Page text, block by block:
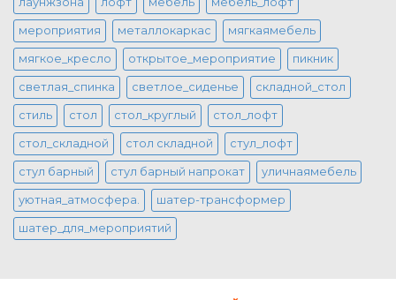
мероприятия металлокаркас мягкаямебель
мягкое_кресло открытое_мероприятие пикник
светлая_спинка светлое_сиденье складной_стол
стиль стол стол_круглый стол_лофт
стол_складной стол складной стул_лофт
стул барный стул барный напрокат уличнаямебель
уютная_атмосфера. шатер-трансформер
шатер_для_мероприятий